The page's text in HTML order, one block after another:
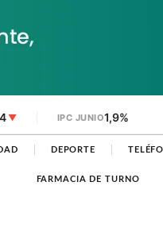
▼ IPC JUNIO1,9%
DEPORTE
FARMACIA DE TURNO